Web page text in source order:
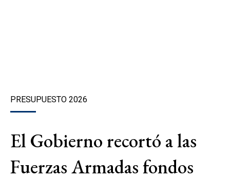
PRESUPUESTO 2026
El Gobierno recortó a las
Fuerzas Armadas fondos